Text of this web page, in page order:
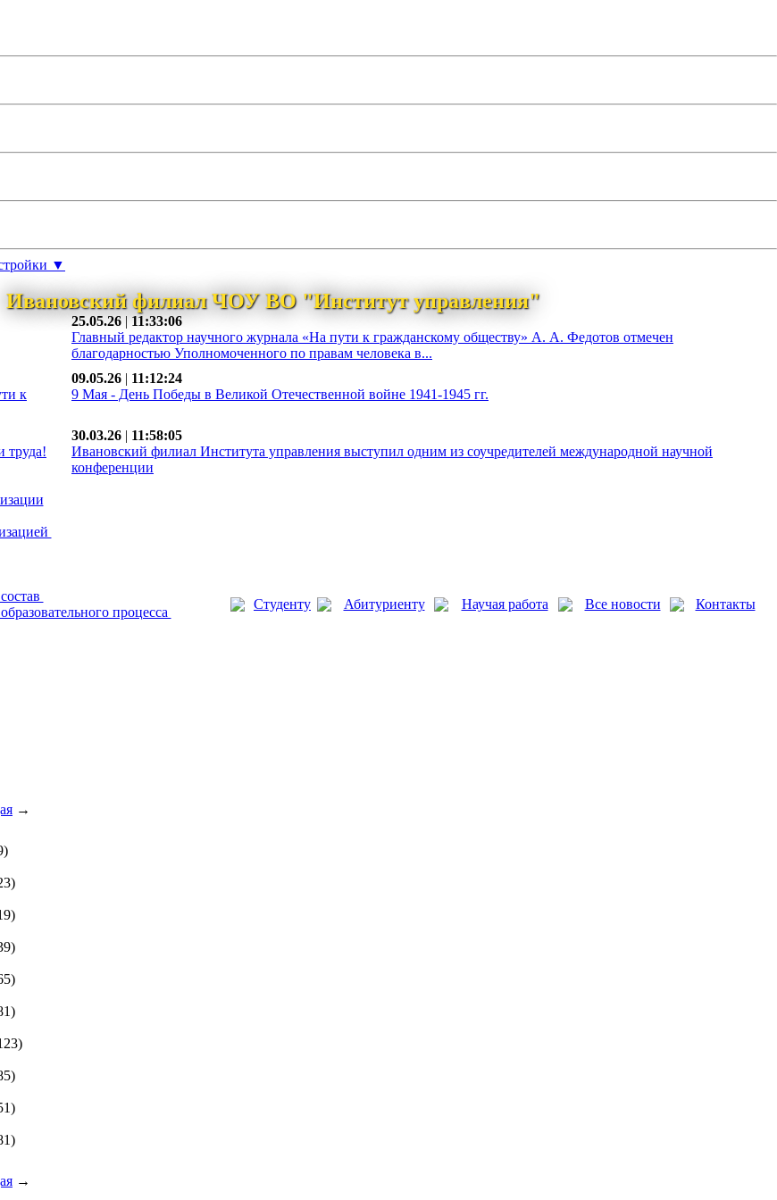
▼
Ивановский филиал ЧОУ ВО "Институт управления"
25.05.26 | 11:33:06
Главный редактор научного журнала «На пути к гражданскому обществу» А. А. Федотов отмечен
благодарностью Уполномоченного по правам человека в...
к
09.05.26 | 11:12:24
9 Мая - День Победы в Великой Отечественной войне 1941-1945 гг.
труда!
30.03.26 | 11:58:05
Ивановский филиал Института управления выступил одним из соучредителей международной научной
конференции
процесса
Студенту Абитуриенту Научая работа Все новости Контакты
→
→